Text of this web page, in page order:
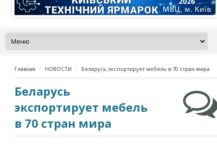
Главная НОВОСТИ Беларусь экспортирует мебель в 70 стран мира
Беларусь
экспортирует мебель
в 70 стран мира